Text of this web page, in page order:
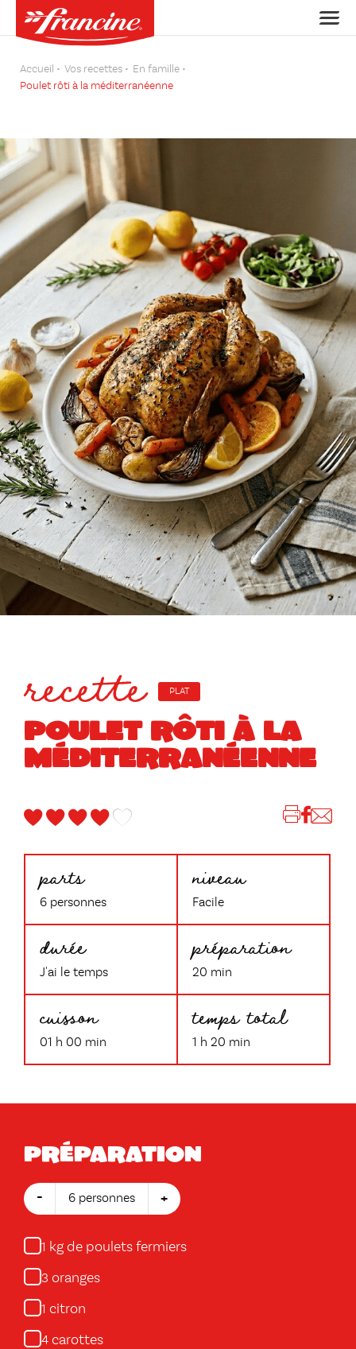
Accueil Vos recettes
En famille
Poulet rôti à la méditerranéenne
recette PLAT
POULET RÔTI À LA
MÉDITERRANÉENNE
parts
6 personnes
niveau
Facile
durée
J'ai le temps
préparation
20 min
cuisson
01 h 00 min
temps total
1 h 20 min
Préparation
- 6 personnes +
1 kg de poulets fermiers
3 oranges
1 citron
4 carottes